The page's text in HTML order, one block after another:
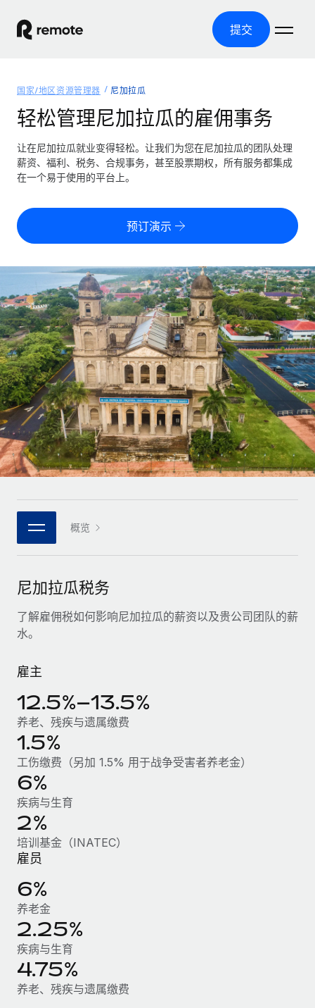
提交
产品
全球招聘
全球薪资管理
轻松运行合规薪资
零实体成本实现全球扩张
全球合规聘用合同工
合同工管理
全球合同工入职与管理
PEO
外包复杂雇佣任务
基础设施
Remote Embedded
将人力资源无缝融入工作流程
团队的内置核心人力资源功能
连接 新的
使用我们的 MCP 将任何人工智能工具与 Remote 平台相连
借助核心业务工具简化流程
服务
咨询专家
获得全球人力资源与合规方面的专家帮助
背景调查
简化候选人筛选流程
合规守望台
防范合规风险
设备管理
在全球范围内配置和跟踪 IT 设备
实体设立
人员调配与搬迁
福利
轻松管理员工福利
覆盖全球
美国各州浏览器
Remote 无惧对比
了解我们的竞争优势
成长阶段
初创企业
为成长型企业量身打造的全球敏捷型人力资源与薪资解决方案
中型市场
通过定制化人力资源解决方案扩展团队
企业
与我们携手合作
战略技术合作伙伴
与我们共探合作机遇
案例研究
Cultivating a Thriving Remote-First Culture in
Partnership with Remote
At a glance Discover the evolution of TheyDo, a pioneering
journey management platform that has...
了解更多
Remote for contractor management and
payroll
Reverse Tech at a glance Health and wellness startup,
Reverse Tech, partnered with Remote to manage...
了解更多
资源
工具与计算器
误分类风险计算工具
员工成本计算器
计算任何国家的员工总成本
合同工薪酬结算计算器
探索全球合同工的结算货币选项与结算速度
通过 REMOTE 学习
研究与指引
案例研究
人力资源术语表
核对表和模板
职位描述库
网络研讨会
活动
新闻室
薪金与人才洞察
洞察中心
获得支持
查看全部资源
博客
Why owned entities are key to maintaining
EOR compliance
As the global workforce continues to expand in response
to the demands of today’s labor market, the...
了解更多
What a Workday global payroll implementation
actually looks like
Most teams hear "payroll implementation" and picture a
six-month project with a dedicated team....
定价
中文（简体）
English
Nederlands
Français
Deutsch
Español
Italiano
Português (Portugal)
日本語
한국어
中文（简体）
登录
国家/地区资源管理器 尼加拉瓜
轻松管理尼加拉瓜的雇佣事务
让在尼加拉瓜就业变得轻松。让我们为您在尼加拉瓜的团队处理
薪资、福利、税务、合规事务，甚至股票期权，所有服务都集成
在一个易于使用的平台上。
预订演示
概览
尼加拉瓜税务
了解雇佣税如何影响尼加拉瓜的薪资以及贵公司团队的薪
水。
雇主
12.5%–13.5%
养老、残疾与遗属缴费
1.5%
工伤缴费（另加 1.5% 用于战争受害者养老金）
6%
疾病与生育
2%
培训基金（INATEC）
雇员
6%
养老金
2.25%
疾病与生育
4.75%
养老、残疾与遗属缴费